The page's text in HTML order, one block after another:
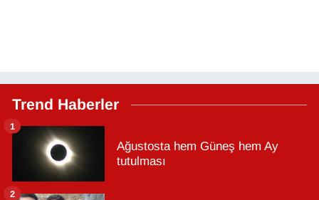
Trend Haberler
Ağustosta hem Güneş hem Ay
tutulması
1
2